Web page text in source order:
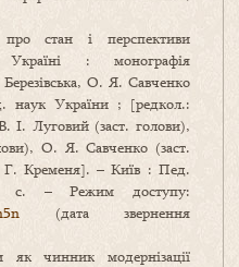
про стан і перспективи
: монографія
О. Я. Савченко
України ; [редкол.:
І. Луговий (заст. голови),
О. Я. Савченко (заст.
Г. Кременя]. – Київ : Пед.
с. – Режим доступу:
(дата звернення
як чинник модернізації